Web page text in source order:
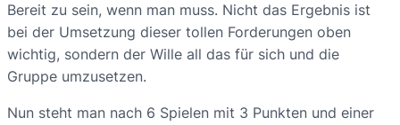
Bereit zu sein, wenn man muss. Nicht das Ergebnis ist
bei der Umsetzung dieser tollen Forderungen oben
wichtig, sondern der Wille all das für sich und die
Gruppe umzusetzen.
Nun steht man nach 6 Spielen mit 3 Punkten und einer